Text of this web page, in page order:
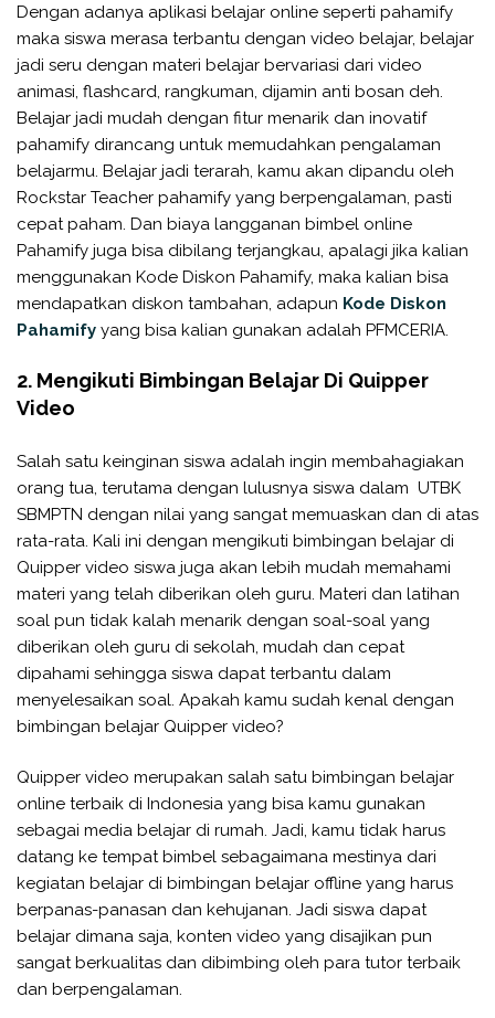
Dengan adanya aplikasi belajar online seperti pahamify
maka siswa merasa terbantu dengan video belajar, belajar
jadi seru dengan materi belajar bervariasi dari video
animasi, flashcard, rangkuman, dijamin anti bosan deh.
Belajar jadi mudah dengan fitur menarik dan inovatif
pahamify dirancang untuk memudahkan pengalaman
belajarmu. Belajar jadi terarah, kamu akan dipandu oleh
Rockstar Teacher pahamify yang berpengalaman, pasti
cepat paham. Dan biaya langganan bimbel online
Pahamify juga bisa dibilang terjangkau, apalagi jika kalian
menggunakan Kode Diskon Pahamify, maka kalian bisa
mendapatkan diskon tambahan, adapun Kode Diskon
Pahamify yang bisa kalian gunakan adalah PFMCERIA.
2. Mengikuti Bimbingan Belajar Di Quipper
Video
Salah satu keinginan siswa adalah ingin membahagiakan
orang tua, terutama dengan lulusnya siswa dalam UTBK
SBMPTN dengan nilai yang sangat memuaskan dan di atas
rata-rata. Kali ini dengan mengikuti bimbingan belajar di
Quipper video siswa juga akan lebih mudah memahami
materi yang telah diberikan oleh guru. Materi dan latihan
soal pun tidak kalah menarik dengan soal-soal yang
diberikan oleh guru di sekolah, mudah dan cepat
dipahami sehingga siswa dapat terbantu dalam
menyelesaikan soal. Apakah kamu sudah kenal dengan
bimbingan belajar Quipper video?
Quipper video merupakan salah satu bimbingan belajar
online terbaik di Indonesia yang bisa kamu gunakan
sebagai media belajar di rumah. Jadi, kamu tidak harus
datang ke tempat bimbel sebagaimana mestinya dari
kegiatan belajar di bimbingan belajar offline yang harus
berpanas-panasan dan kehujanan. Jadi siswa dapat
belajar dimana saja, konten video yang disajikan pun
sangat berkualitas dan dibimbing oleh para tutor terbaik
dan berpengalaman.